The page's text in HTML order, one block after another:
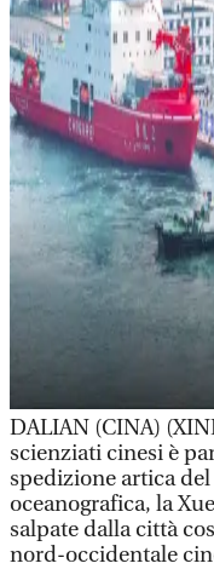
DALIAN (CINA)
scienziati cinesi è
spedizione artica del
oceanografica, la
salpate dalla città
nord-occidentale